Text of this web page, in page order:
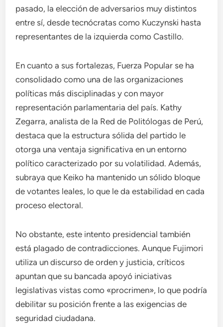
pasado, la elección de adversarios muy distintos
entre sí, desde tecnócratas como Kuczynski hasta
representantes de la izquierda como Castillo.
En cuanto a sus fortalezas, Fuerza Popular se ha
consolidado como una de las organizaciones
políticas más disciplinadas y con mayor
representación parlamentaria del país. Kathy
Zegarra, analista de la Red de Politólogas de Perú,
destaca que la estructura sólida del partido le
otorga una ventaja significativa en un entorno
político caracterizado por su volatilidad. Además,
subraya que Keiko ha mantenido un sólido bloque
de votantes leales, lo que le da estabilidad en cada
proceso electoral.
No obstante, este intento presidencial también
está plagado de contradicciones. Aunque Fujimori
utiliza un discurso de orden y justicia, críticos
apuntan que su bancada apoyó iniciativas
legislativas vistas como «procrimen», lo que podría
debilitar su posición frente a las exigencias de
seguridad ciudadana.